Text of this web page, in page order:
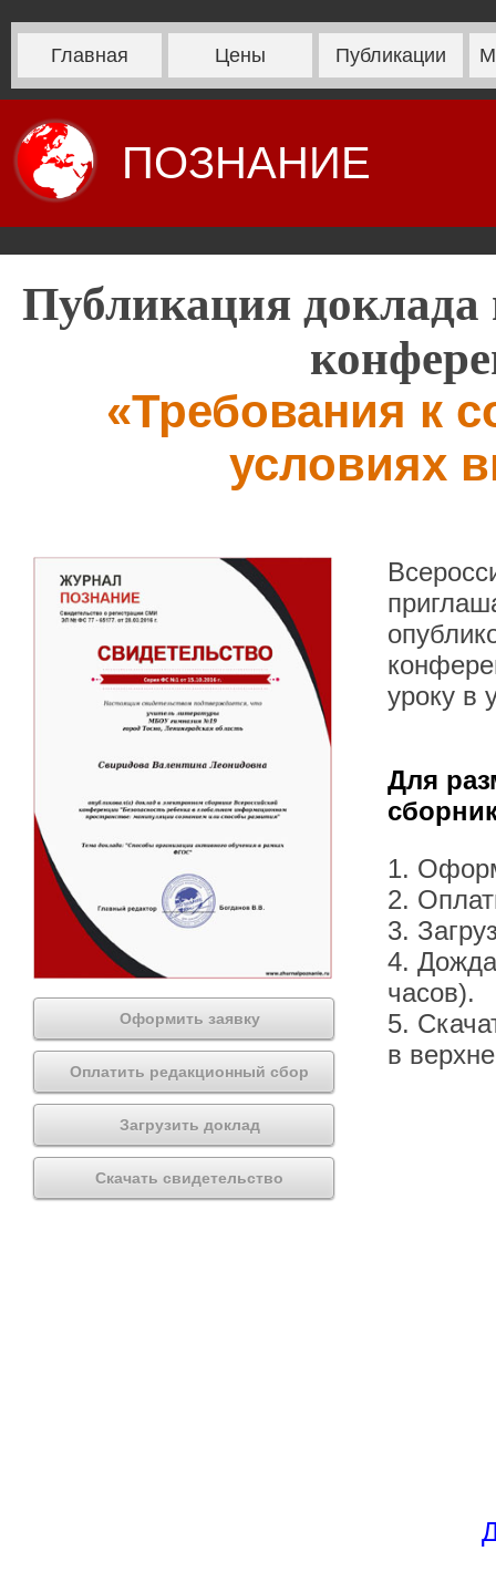
Главная Цены Публикации
ПОЗНАНИЕ
Публикация доклада
«Требования к
условиях
Оформить заявку
Оплатить редакционный сбор
Загрузить доклад
Скачать свидетельство
уроку в
Для
1.
2.
3.
4.
часов).
5.
в